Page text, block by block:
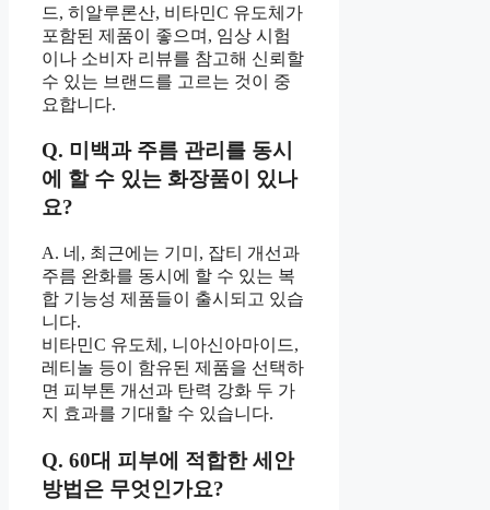
드, 히알루론산, 비타민C 유도체가
포함된 제품이 좋으며, 임상 시험
이나 소비자 리뷰를 참고해 신뢰할
수 있는 브랜드를 고르는 것이 중
요합니다.
Q. 미백과 주름 관리를 동시
에 할 수 있는 화장품이 있나
요?
A. 네, 최근에는 기미, 잡티 개선과
주름 완화를 동시에 할 수 있는 복
합 기능성 제품들이 출시되고 있습
니다.
비타민C 유도체, 니아신아마이드,
레티놀 등이 함유된 제품을 선택하
면 피부톤 개선과 탄력 강화 두 가
지 효과를 기대할 수 있습니다.
Q. 60대 피부에 적합한 세안
방법은 무엇인가요?